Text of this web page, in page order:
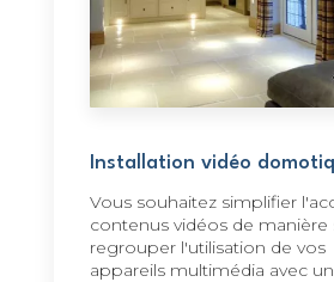
Installation vidéo
Vous souhaitez simplifier
contenus vidéos de manière
regrouper l'utilisation de vos
appareils multimédia avec